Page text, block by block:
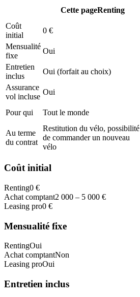
Cette pageRenting
Coût
initial
0 €
Mensualité
fixe
Oui
Entretien
inclus
Oui (forfait au choix)
Assurance
vol incluse
Oui
Pour qui Tout le monde
Au terme
du contrat
Restitution du vélo, possibilité
de commander un nouveau
vélo
Coût initial
Renting0 €
Achat comptant2 000 – 5 000 €
Leasing pro0 €
Mensualité fixe
RentingOui
Achat comptantNon
Leasing proOui
Entretien inclus